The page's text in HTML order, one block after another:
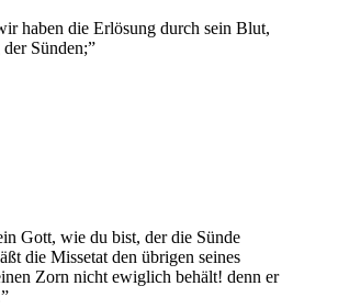
haben die Erlösung durch sein Blut,
Sünden;”
Gott, wie du bist, der die Sünde
die Missetat den übrigen seines
Zorn nicht ewiglich behält! denn er
”